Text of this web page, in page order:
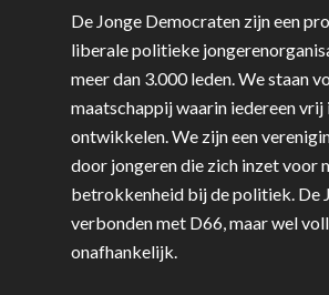
De Jonge Democraten zijn een
liberale politieke
meer dan 3.000 leden. We staan
maatschappij waarin iedereen vrij
ontwikkelen. We zijn een
door jongeren die zich inzet voor
betrokkenheid bij de politiek. De
verbonden met D66, maar wel
onafhankelijk.